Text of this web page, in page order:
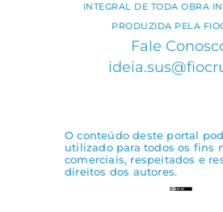
INTEGRAL DE TODA OBRA
PRODUZIDA PELA
Fale
O conteúdo deste portal
utilizado para todos os fins
comerciais, respeitados e
direitos dos autores.